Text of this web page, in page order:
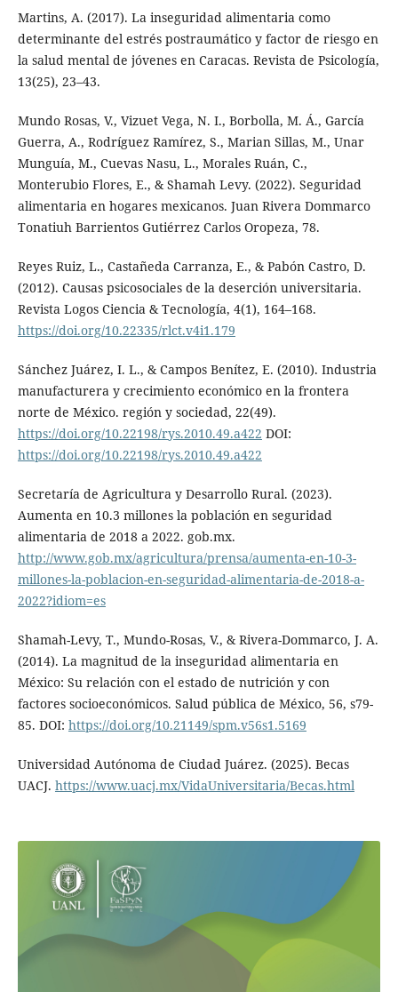
Martins, A. (2017). La inseguridad alimentaria como
determinante del estrés postraumático y factor de riesgo en
la salud mental de jóvenes en Caracas. Revista de Psicología,
13(25), 23–43.
Mundo Rosas, V., Vizuet Vega, N. I., Borbolla, M. Á., García
Guerra, A., Rodríguez Ramírez, S., Marian Sillas, M., Unar
Munguía, M., Cuevas Nasu, L., Morales Ruán, C.,
Monterubio Flores, E., & Shamah Levy. (2022). Seguridad
alimentaria en hogares mexicanos. Juan Rivera Dommarco
Tonatiuh Barrientos Gutiérrez Carlos Oropeza, 78.
Reyes Ruiz, L., Castañeda Carranza, E., & Pabón Castro, D.
(2012). Causas psicosociales de la deserción universitaria.
Revista Logos Ciencia & Tecnología, 4(1), 164–168.
https://doi.org/10.22335/rlct.v4i1.179
Sánchez Juárez, I. L., & Campos Benítez, E. (2010). Industria
manufacturera y crecimiento económico en la frontera
norte de México. región y sociedad, 22(49).
https://doi.org/10.22198/rys.2010.49.a422 DOI:
https://doi.org/10.22198/rys.2010.49.a422
Secretaría de Agricultura y Desarrollo Rural. (2023).
Aumenta en 10.3 millones la población en seguridad
alimentaria de 2018 a 2022. gob.mx.
http://www.gob.mx/agricultura/prensa/aumenta-en-10-3-
millones-la-poblacion-en-seguridad-alimentaria-de-2018-a-
2022?idiom=es
Shamah-Levy, T., Mundo-Rosas, V., & Rivera-Dommarco, J. A.
(2014). La magnitud de la inseguridad alimentaria en
México: Su relación con el estado de nutrición y con
factores socioeconómicos. Salud pública de México, 56, s79-
85. DOI: https://doi.org/10.21149/spm.v56s1.5169
Universidad Autónoma de Ciudad Juárez. (2025). Becas
UACJ. https://www.uacj.mx/VidaUniversitaria/Becas.html